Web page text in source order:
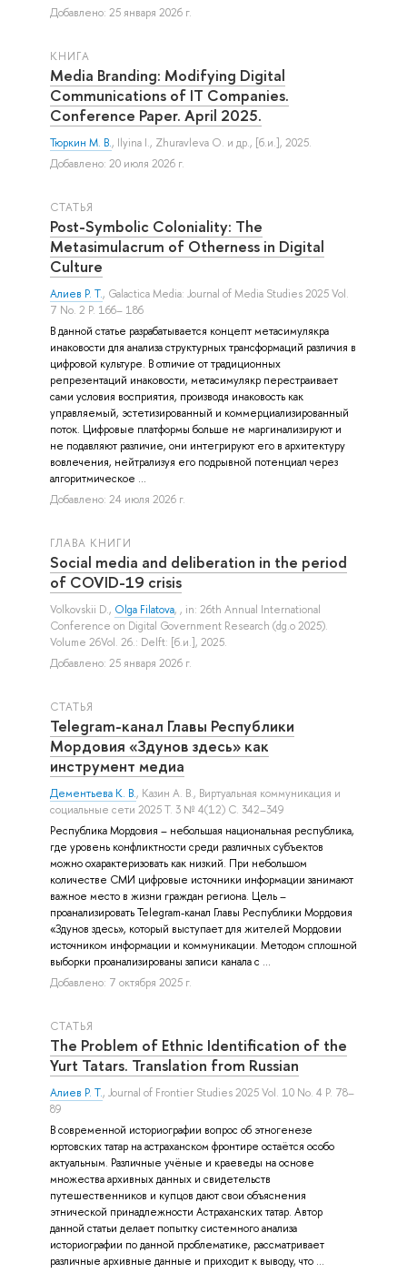
Добавлено: 25 января 2026 г.
КНИГА
Media Branding: Modifying Digital
Communications of IT Companies.
Conference Paper. April 2025.
Тюркин М. В., Ilyina I., Zhuravleva O. и др., [б.и.], 2025.
Добавлено: 20 июля 2026 г.
СТАТЬЯ
Post-Symbolic Coloniality: The
Metasimulacrum of Otherness in Digital
Culture
Алиев Р. Т., Galactica Media: Journal of Media Studies 2025 Vol.
7 No. 2 P. 166– 186
В данной статье разрабатывается концепт метасимулякра
инаковости для анализа структурных трансформаций различия в
цифровой культуре. В отличие от традиционных
репрезентаций инаковости, метасимулякр перестраивает
сами условия восприятия, производя инаковость как
управляемый, эстетизированный и коммерциализированный
поток. Цифровые платформы больше не маргинализируют и
не подавляют различие, они интегрируют его в архитектуру
вовлечения, нейтрализуя его подрывной потенциал через
алгоритмическое ...
Добавлено: 24 июля 2026 г.
ГЛАВА КНИГИ
Social media and deliberation in the period
of COVID-19 crisis
Volkovskii D., Olga Filatova, , in: 26th Annual International
Conference on Digital Government Research (dg.o 2025).
Volume 26Vol. 26.: Delft: [б.и.], 2025.
Добавлено: 25 января 2026 г.
СТАТЬЯ
Telegram-канал Главы Республики
Мордовия «Здунов здесь» как
инструмент медиа
Дементьева К. В., Казин А. В., Виртуальная коммуникация и
социальные сети 2025 Т. 3 № 4(12) С. 342–349
Республика Мордовия – небольшая национальная республика,
где уровень конфликтности среди различных субъектов
можно охарактеризовать как низкий. При небольшом
количестве СМИ цифровые источники информации занимают
важное место в жизни граждан региона. Цель –
проанализировать Telegram-канал Главы Республики Мордовия
«Здунов здесь», который выступает для жителей Мордовии
источником информации и коммуникации. Методом сплошной
выборки проанализированы записи канала с ...
Добавлено: 7 октября 2025 г.
СТАТЬЯ
The Problem of Ethnic Identification of the
Yurt Tatars. Translation from Russian
Алиев Р. Т., Journal of Frontier Studies 2025 Vol. 10 No. 4 P. 78–
89
В современной историографии вопрос об этногенезе
юртовских татар на астраханском фронтире остаётся особо
актуальным. Различные учёные и краеведы на основе
множества архивных данных и свидетельств
путешественников и купцов дают свои объяснения
этнической принадлежности Астраханских татар. Автор
данной статьи делает попытку системного анализа
историографии по данной проблематике, рассматривает
различные архивные данные и приходит к выводу, что ...